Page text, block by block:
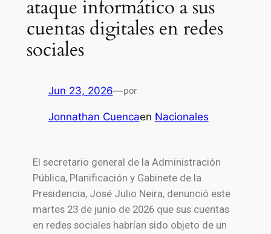
ataque informático a sus
cuentas digitales en redes
sociales
Jun 23, 2026—por
Jonnathan Cuencaen Nacionales
El secretario general de la Administración
Pública, Planificación y Gabinete de la
Presidencia, José Julio Neira, denunció este
martes 23 de junio de 2026 que sus cuentas
en redes sociales habrían sido objeto de un